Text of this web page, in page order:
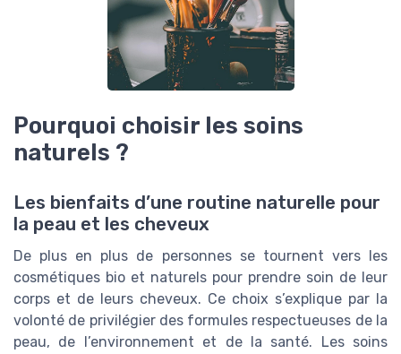
Pourquoi choisir les soins
naturels ?
Les bienfaits d’une routine naturelle pour
la peau et les cheveux
De plus en plus de personnes se tournent vers les
cosmétiques bio et naturels pour prendre soin de leur
corps et de leurs cheveux. Ce choix s’explique par la
volonté de privilégier des formules respectueuses de la
peau, de l’environnement et de la santé. Les soins